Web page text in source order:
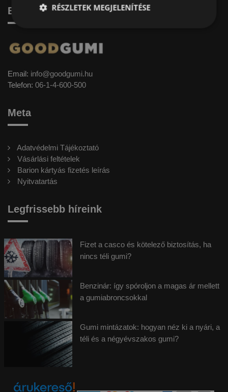
Elérhetőség
Email: info@goodgumi.hu
Telefon: 06-1-4-600-500
Meta
Adatvédelmi Tájékoztató
Vásárlási feltételek
Barion kártyás fizetés leírás
Nyitvatartás
Legfrissebb híreink
Fizet a casco és kötelező biztosítás, ha
nincs téli gumi?
Benzinár: így spóroljon a magas ár mellett
a gumiabroncsokkal
Gumi mintázatok: hogyan néz ki a nyári, a
téli és a négyévszakos gumi?
RÉSZLETEK MEGJELENÍTÉSE